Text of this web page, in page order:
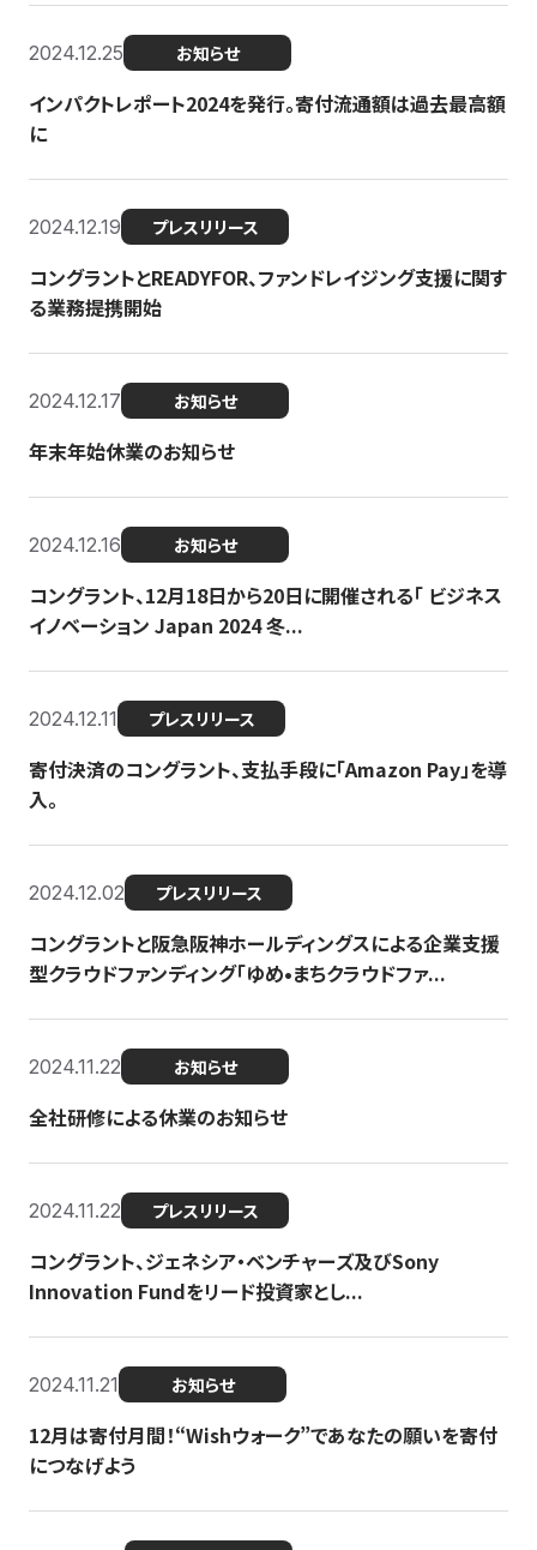
2024.12.25 お知らせ
インパクトレポート2024を発行。寄付流通額は過去最高額
に
2024.12.19 プレスリリース
コングラントとREADYFOR、ファンドレイジング支援に関す
る業務提携開始
2024.12.17 お知らせ
年末年始休業のお知らせ
2024.12.16 お知らせ
コングラント、12月18日から20日に開催される「 ビジネス
イノベーション Japan 2024 冬...
2024.12.11 プレスリリース
寄付決済のコングラント、支払手段に「Amazon Pay」を導
入。
2024.12.02 プレスリリース
コングラントと阪急阪神ホールディングスによる企業支援
型クラウドファンディング「ゆめ•まちクラウドファ...
2024.11.22 お知らせ
全社研修による休業のお知らせ
2024.11.22 プレスリリース
コングラント、ジェネシア・ベンチャーズ及びSony
Innovation Fundをリード投資家とし...
2024.11.21 お知らせ
12月は寄付月間！“Wishウォーク”であなたの願いを寄付
につなげよう